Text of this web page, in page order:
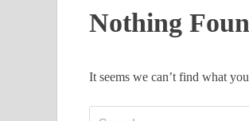
Nothing
It seems we can’t find what